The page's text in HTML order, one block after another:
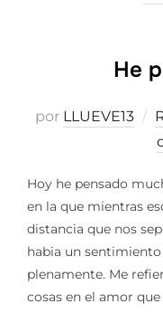
He
por LLUEVE13
Hoy he pensado
en la que mientras
distancia que nos
habia un
plenamente. Me
cosas en el amor que